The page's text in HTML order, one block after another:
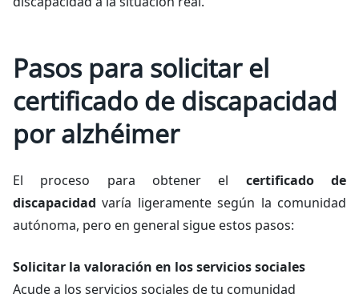
Pasos para solicitar el
certificado de discapacidad
por alzhéimer
El proceso para obtener el certificado de
discapacidad varía ligeramente según la comunidad
autónoma, pero en general sigue estos pasos:
Solicitar la valoración en los servicios sociales
Acude a los servicios sociales de tu comunidad